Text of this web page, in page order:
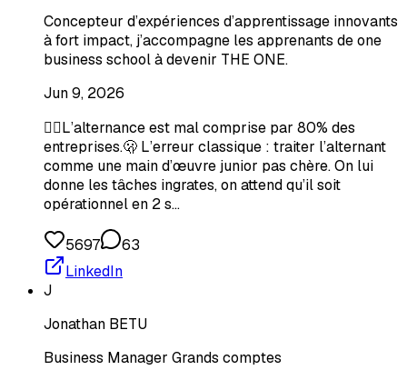
Concepteur d’expériences d’apprentissage innovants
à fort impact, j’accompagne les apprenants de one
business school à devenir THE ONE.
Jun 9, 2026
🤦‍♀️L’alternance est mal comprise par 80% des
entreprises.🫢 L’erreur classique : traiter l’alternant
comme une main d’œuvre junior pas chère. On lui
donne les tâches ingrates, on attend qu’il soit
opérationnel en 2 s…
5697
63
LinkedIn
J
Jonathan BETU
Business Manager Grands comptes